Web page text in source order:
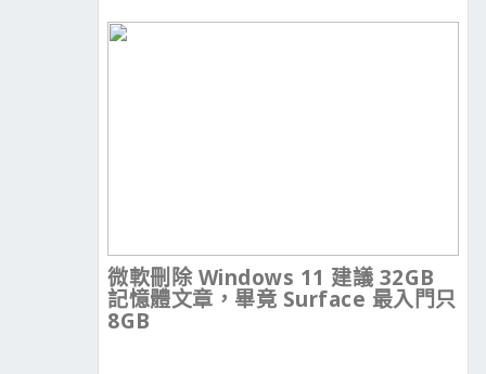
微軟刪除 Windows 11 建議 32GB
記憶體文章，畢竟 Surface 最入門只
8GB